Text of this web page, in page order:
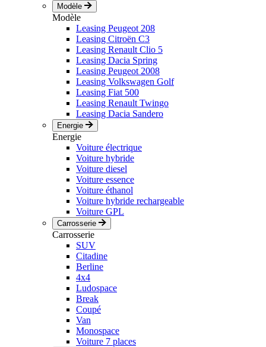
Modèle
Modèle
Leasing Peugeot 208
Leasing Citroën C3
Leasing Renault Clio 5
Leasing Dacia Spring
Leasing Peugeot 2008
Leasing Volkswagen Golf
Leasing Fiat 500
Leasing Renault Twingo
Leasing Dacia Sandero
Energie
Energie
Voiture électrique
Voiture hybride
Voiture diesel
Voiture essence
Voiture éthanol
Voiture hybride rechargeable
Voiture GPL
Carrosserie
Carrosserie
SUV
Citadine
Berline
4x4
Ludospace
Break
Coupé
Van
Monospace
Voiture 7 places